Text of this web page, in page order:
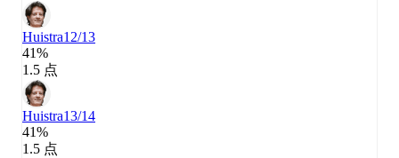
Huistra12/13
41%
1.5 点
Huistra13/14
41%
1.5 点